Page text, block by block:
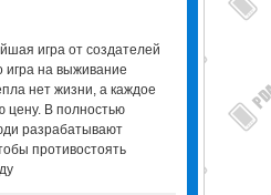
игра от создателей
игра на выживание
нет жизни, а каждое
цену. В полностью
разрабатывают
противостоять